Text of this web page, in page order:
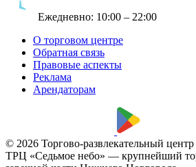
Ежедневно: 10:00 – 22:00
О торговом центре
Обратная связь
Правовые аспекты
Реклама
Арендаторам
© 2026 Торгово-развлекательный
ТРЦ «Седьмое небо» — крупнейший